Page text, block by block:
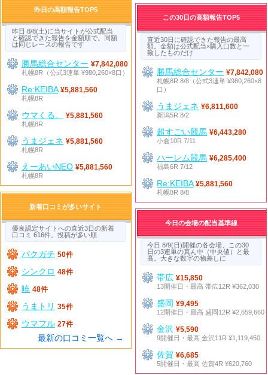
昨日の高額報告TOP5
昨日 8/8(土)に当サイトが公式配当
と確認できた報告を金額順で。同額
は同じレースの報告です
勝馬総合センター ¥7,842,080
札幌8R（公式3連単 ¥980,260×8口）
Re:KEIBA ¥5,881,560
札幌8R
ウマくる。
¥5,881,560
札幌8R
うまジェネ ¥5,881,560
札幌8R
えーあいNEO ¥5,881,560
札幌8R
この30日の高額報告TOP5
直近30日に確認できた報告の最高
額。金額は公式配当×購入口数と一
致したものだけ
勝馬総合センター ¥7,842,080
札幌8R 8/8（公式3連単 ¥980,260×8
口）
うまジェネ ¥6,811,600
新潟5R 8/2
超すごい競馬 ¥6,443,280
小倉10R 7/11
ハーレム競馬 ¥6,285,400
福島6R 7/12
Re:KEIBA ¥5,881,560
札幌8R 8/8
新着口コミが多いサイト
優良認定サイトへの直近3日の新着
口コミ 616件。投稿が多い順
バクガチ 50件
シンクロ 48件
暁 48件
うまトリ 35件
ウマフル 27件
最新の口コミ一覧へ →
今日の会場の配当基準線
今日 8/9(日)開催の各会場、この30
日の3連単の真ん中（中央値）と最
高。大きな数字の物差しに
帯広¥15,850
13開催日・最高 帯広12R ¥362,030
盛岡¥9,495
12開催日・最高 盛岡12R ¥2,659,660
金沢¥5,590
9開催日・最高 金沢11R ¥1,119,450
佐賀¥6,685
5開催日・最高 佐賀4R ¥620,760